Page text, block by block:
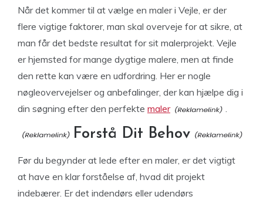
Når det kommer til at vælge en maler i Vejle, er der
flere vigtige faktorer, man skal overveje for at sikre, at
man får det bedste resultat for sit malerprojekt. Vejle
er hjemsted for mange dygtige malere, men at finde
den rette kan være en udfordring. Her er nogle
nøgleovervejelser og anbefalinger, der kan hjælpe dig i
din søgning efter den perfekte maler .
Forstå Dit Behov
Før du begynder at lede efter en maler, er det vigtigt
at have en klar forståelse af, hvad dit projekt
indebærer. Er det indendørs eller udendørs